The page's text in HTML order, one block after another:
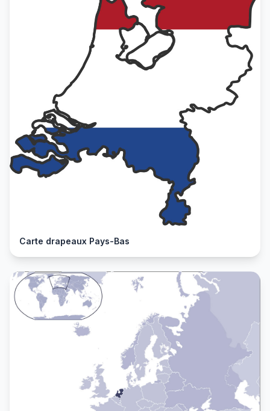
Carte drapeaux Pays-Bas